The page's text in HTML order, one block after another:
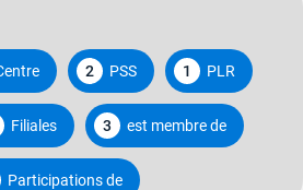
2 PSS 1 PLR
Filiales 3 est membre de
Participations de